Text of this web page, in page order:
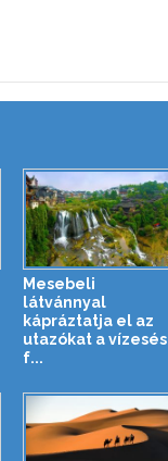
Mesebeli
látvánnyal
kápráztatja el az
utazókat a vízesés
f...